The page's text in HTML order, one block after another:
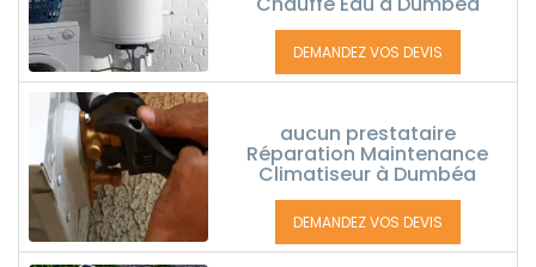
DEMANDEZ VOS DEVIS
aucun prestataire
Réparation Maintenance
Climatiseur à Dumbéa
DEMANDEZ VOS DEVIS